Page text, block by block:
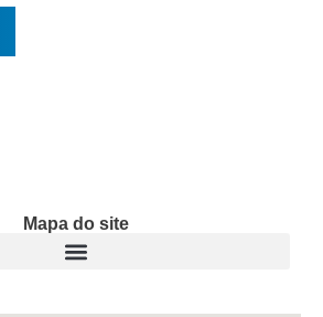
Mapa do site